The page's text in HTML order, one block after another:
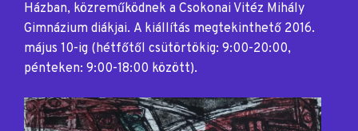
Házban, közreműködnek a Csokonai Vitéz Mihály
Gimnázium diákjai. A kiállítás megtekinthető 2016.
május 10-ig (hétfőtől csütörtökig: 9:00-20:00,
pénteken: 9:00-18:00 között).